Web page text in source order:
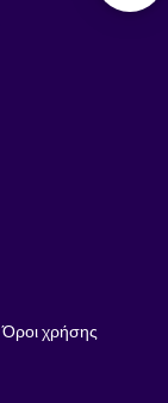
Όροι χρήσης